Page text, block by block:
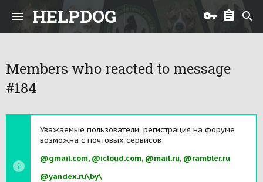
HELPDOG
Members who reacted to message
#184
Уважаемые пользователи, регистрация на форуме
возможна с почтовых сервисов:
@gmail.com, @icloud.com, @mail.ru, @rambler.ru
@yandex.ru\by\